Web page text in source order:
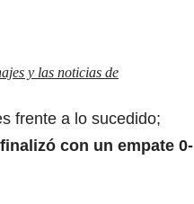
y las noticias de
frente a lo sucedido;
con un empate 0-